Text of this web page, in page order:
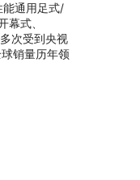
能通用足式/
式、
次受到央视
销量历年领